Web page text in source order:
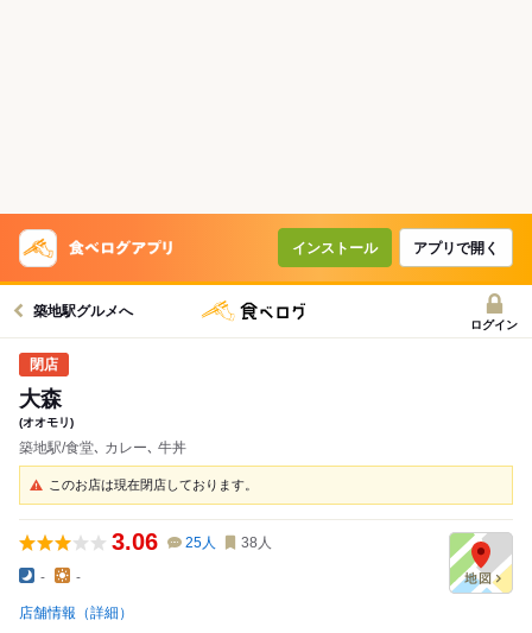
インストール アプリで開く
築地駅グルメへ
ログイン
大森
(オオモリ)
築地駅/食堂､ カレー､ 牛丼
このお店は現在閉店しております。
3.06 25人 38 人
- -
店舗情報（詳細）